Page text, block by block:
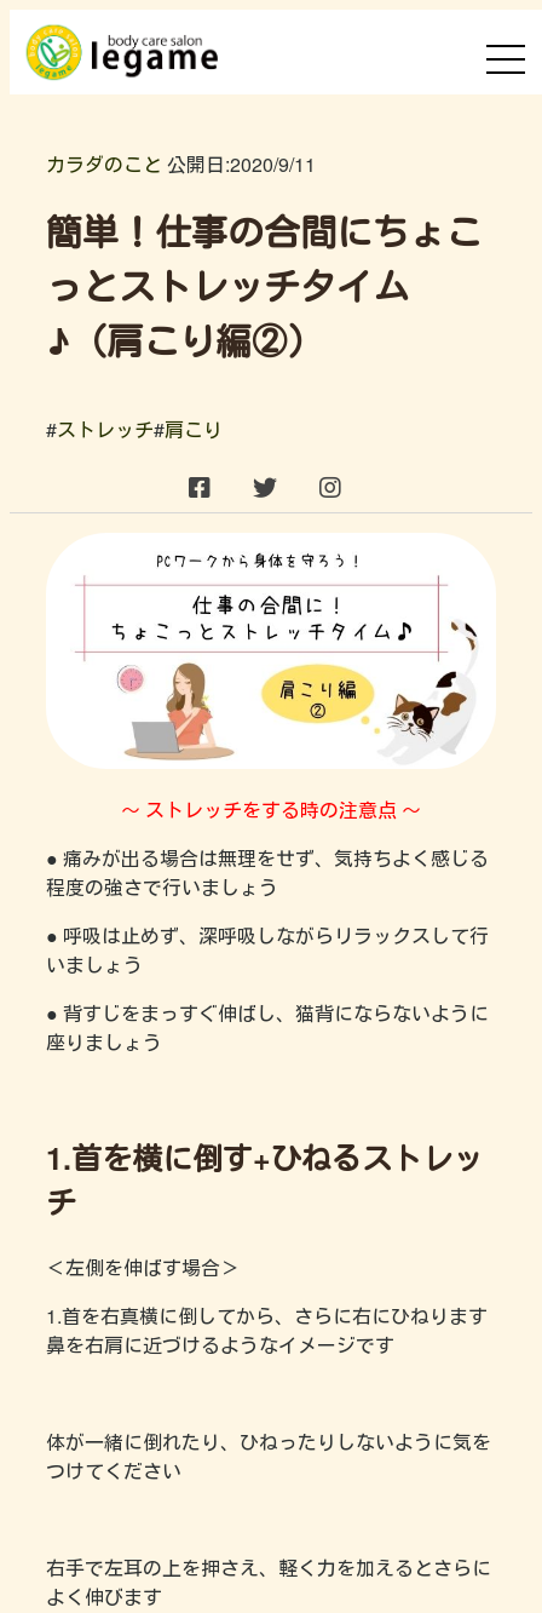
カラダのこと 公開日:2020/9/11
簡単！仕事の合間にちょこ
っとストレッチタイム
♪（肩こり編②）
#ストレッチ#肩こり
～ ストレッチをする時の注意点 ～
● 痛みが出る場合は無理をせず、気持ちよく感じる
程度の強さで行いましょう
● 呼吸は止めず、深呼吸しながらリラックスして行
いましょう
● 背すじをまっすぐ伸ばし、猫背にならないように
座りましょう
1.首を横に倒す+ひねるストレッ
チ
＜左側を伸ばす場合＞
1.首を右真横に倒してから、さらに右にひねります
鼻を右肩に近づけるようなイメージです
体が一緒に倒れたり、ひねったりしないように気を
つけてください
右手で左耳の上を押さえ、軽く力を加えるとさらに
よく伸びます